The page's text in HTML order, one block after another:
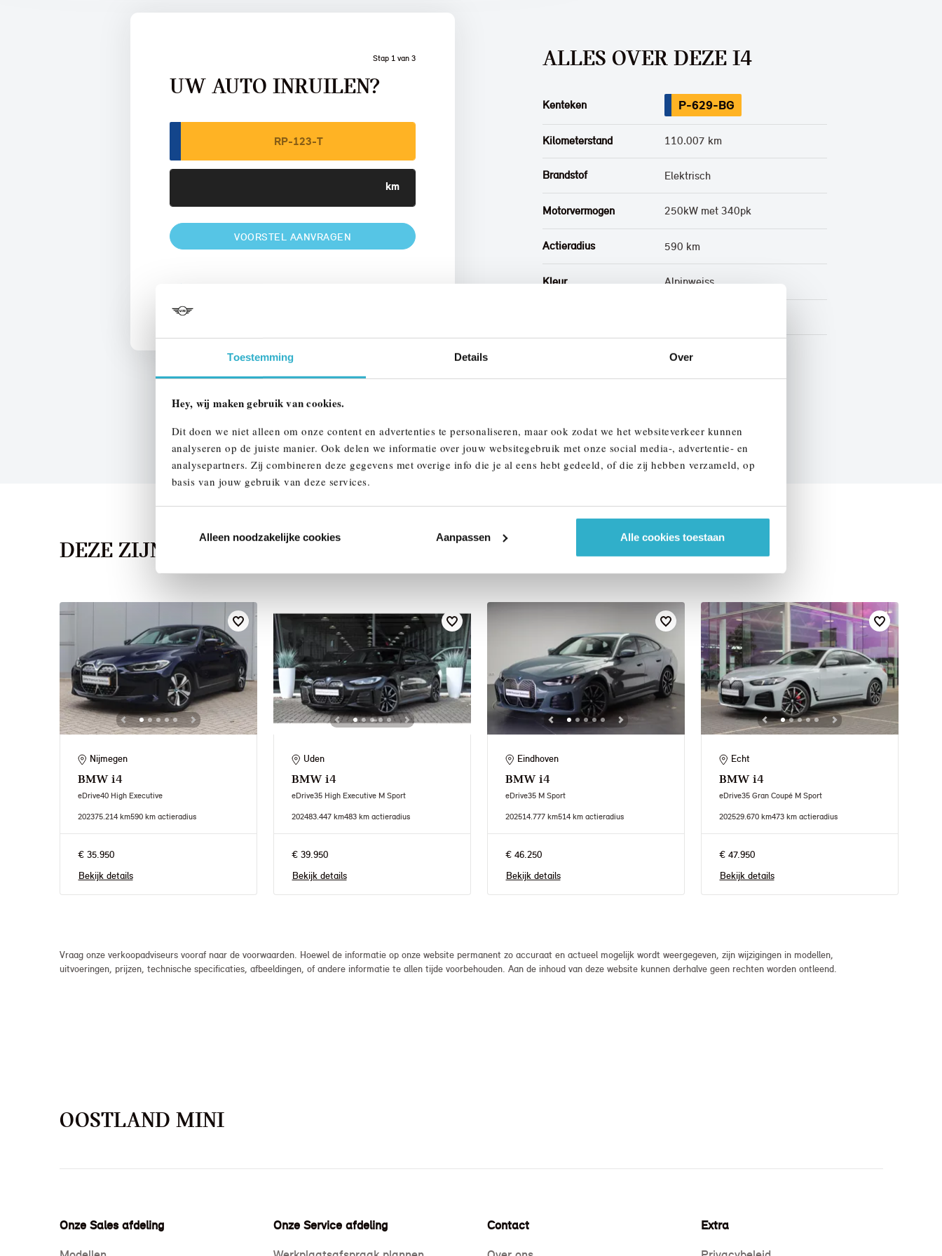
Toestemming Details Over
Hey, wij maken gebruik van cookies.
Dit doen we niet alleen om onze content en advertenties te personaliseren, maar ook zodat we het websiteverkeer kunnen
analyseren op de juiste manier. Ook delen we informatie over jouw websitegebruik met onze social media-, advertentie- en
analysepartners. Zij combineren deze gegevens met overige info die je al eens hebt gedeeld, of die zij hebben verzameld, op
basis van jouw gebruik van deze services.
Alleen noodzakelijke cookies Aanpassen Alle cookies toestaan
Stap 1 van 3
UW AUTO INRUILEN?
VOORSTEL AANVRAGEN
We verrekenen de waarde van uw auto
ALLES OVER DEZE I4
Kenteken P-629-BG
Kilometerstand 110.007 km
Brandstof Elektrisch
Motorvermogen 250kW met 340pk
Actieradius 590 km
Kleur Alpinweiss
BTW
DEZE ZIJN VERGELIJKBAAR
Nijmegen
BMW i4
eDrive40 High Executive
202375.214 km590 km actieradius
€ 35.950
Bekijk details
Uden
BMW i4
eDrive35 High Executive M Sport
202483.447 km483 km actieradius
€ 39.950
Bekijk details
Eindhoven
BMW i4
eDrive35 M Sport
202514.777 km514 km actieradius
€ 46.250
Bekijk details
Echt
BMW i4
eDrive35 Gran Coupé M Sport
202529.670 km473 km actieradius
€ 47.950
Bekijk details
Vraag onze verkoopadviseurs vooraf naar de voorwaarden. Hoewel de informatie op onze website permanent zo accuraat en actueel mogelijk wordt weergegeven, zijn wijzigingen in modellen,
uitvoeringen, prijzen, technische specificaties, afbeeldingen, of andere informatie te allen tijde voorbehouden. Aan de inhoud van deze website kunnen derhalve geen rechten worden ontleend.
OOSTLAND MINI
Onze Sales afdeling Onze Service afdeling Contact Extra